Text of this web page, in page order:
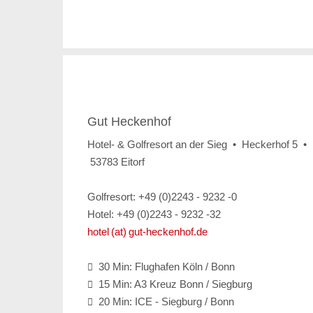
Gut Heckenhof
Hotel- & Golfresort an der Sieg • Heckerhof 5 •
53783 Eitorf
Golfresort: +49 (0)2243 - 9232 -0
Hotel: +49 (0)2243 - 9232 -32
hotel (at) gut-heckenhof.de
 30 Min: Flughafen Köln / Bonn
 15 Min: A3 Kreuz Bonn / Siegburg

20 Min: ICE - Siegburg / Bonn